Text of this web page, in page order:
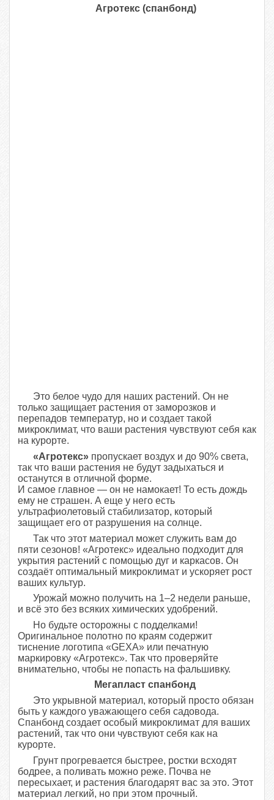
Агротекс (спанбонд)
Это белое чудо для наших растений. Он не
только защищает растения от заморозков и
перепадов температур, но и создает такой
микроклимат, что ваши растения чувствуют себя как
на курорте.
«Агротекс»пропускает воздух и до 90% света,
так что ваши растения не будут задыхаться и
останутся в отличной форме.
И самое главное — он не намокает! То есть дождь
ему не страшен. А еще у него есть
ультрафиолетовый стабилизатор, который
защищает его от разрушения на солнце.
Так что этот материал может служить вам до
пяти сезонов! «Агротекс» идеально подходит для
укрытия растений с помощью дуг и каркасов. Он
создаёт оптимальный микроклимат и ускоряет рост
ваших культур.
Урожай можно получить на 1–2 недели раньше,
и всё это без всяких химических удобрений.
Но будьте осторожны с подделками!
Оригинальное полотно по краям содержит
тиснение логотипа «GEXA» или печатную
маркировку «Агротекс». Так что проверяйте
внимательно, чтобы не попасть на фальшивку.
Мегапласт спанбонд
Это укрывной материал, который просто обязан
быть у каждого уважающего себя садовода.
Спанбонд создает особый микроклимат для ваших
растений, так что они чувствуют себя как на
курорте.
Грунт прогревается быстрее, ростки всходят
бодрее, а поливать можно реже. Почва не
пересыхает, и растения благодарят вас за это. Этот
материал легкий, но при этом прочный.